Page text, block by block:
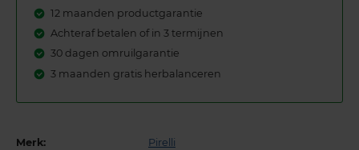
12 maanden productgarantie
Achteraf betalen of in 3 termijnen
30 dagen omruilgarantie
3 maanden gratis herbalanceren
Merk: Pirelli